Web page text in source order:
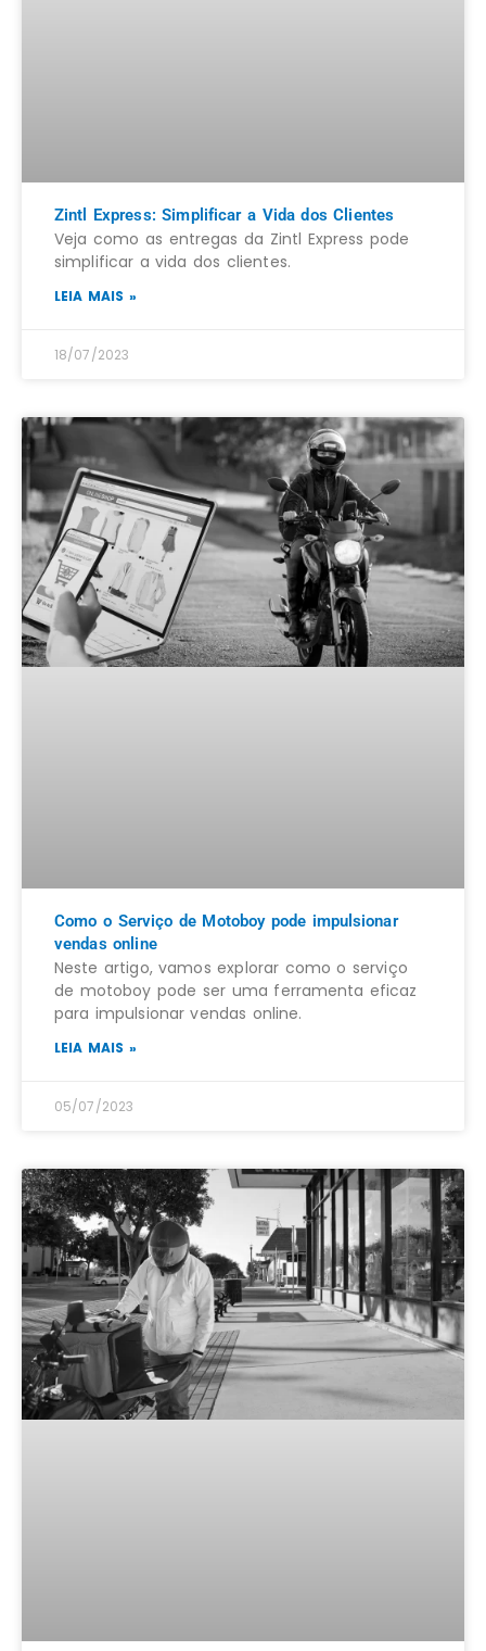
Zintl Express: Simplificar a Vida dos Clientes
Veja como as entregas da Zintl Express pode
simplificar a vida dos clientes.
LEIA MAIS »
18/07/2023
Como o Serviço de Motoboy pode impulsionar
vendas online
Neste artigo, vamos explorar como o serviço
de motoboy pode ser uma ferramenta eficaz
para impulsionar vendas online.
LEIA MAIS »
05/07/2023